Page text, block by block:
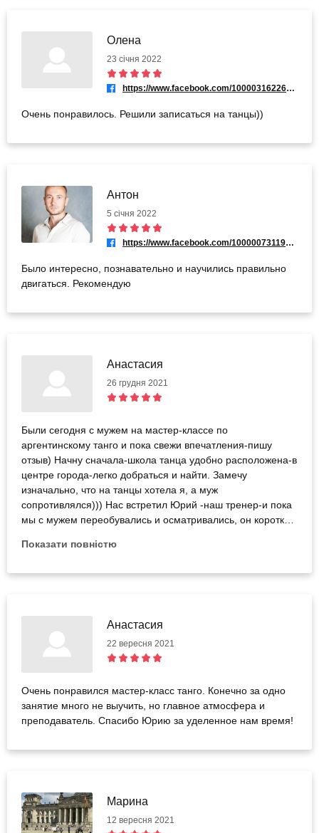
Олена
23 січня 2022
https://www.facebook.com/100003162260609
Очень понравилось. Решили записаться на танцы))
Антон
5 січня 2022
https://www.facebook.com/100000731197930
Было интересно, познавательно и научились правильно
двигаться. Рекомендую
Анастасия
26 грудня 2021
Были сегодня с мужем на мастер-классе по
аргентинскому танго и пока свежи впечатления-пишу
отзыв) Начну сначала-школа танца удобно расположена-в
центре города-легко добраться и найти. Замечу
изначально, что на танцы хотела я, а муж
сопротивлялся))) Нас встретил Юрий -наш тренер-и пока
мы с мужем переобувались и осматривались, он коротко
настроил на занятие. Только начали -пришли ещё ребята
записаны на эту дату и время. Не знаю, почему такая
прийти в другой день, и мы продолжили. Как было сказано
выше,за одно занятие прям танго не станцевать))
Особенно если никогда в жизни не занимался танцами,
занятие прошло легко и с юмором. Рекомендую всем
Показати повністю
Анастасия
22 вересня 2021
Очень понравился мастер-класс танго. Конечно за одно
занятие много не выучить, но главное атмосфера и
преподаватель. Спасибо Юрию за уделенное нам время!
Марина
12 вересня 2021